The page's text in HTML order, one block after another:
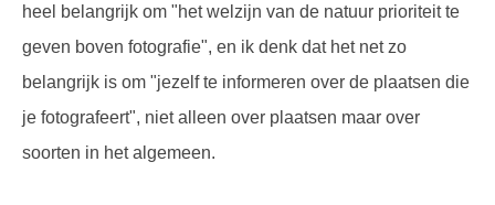
heel belangrijk om "het welzijn van de natuur prioriteit te
geven boven fotografie", en ik denk dat het net zo
belangrijk is om "jezelf te informeren over de plaatsen die
je fotografeert", niet alleen over plaatsen maar over
soorten in het algemeen.